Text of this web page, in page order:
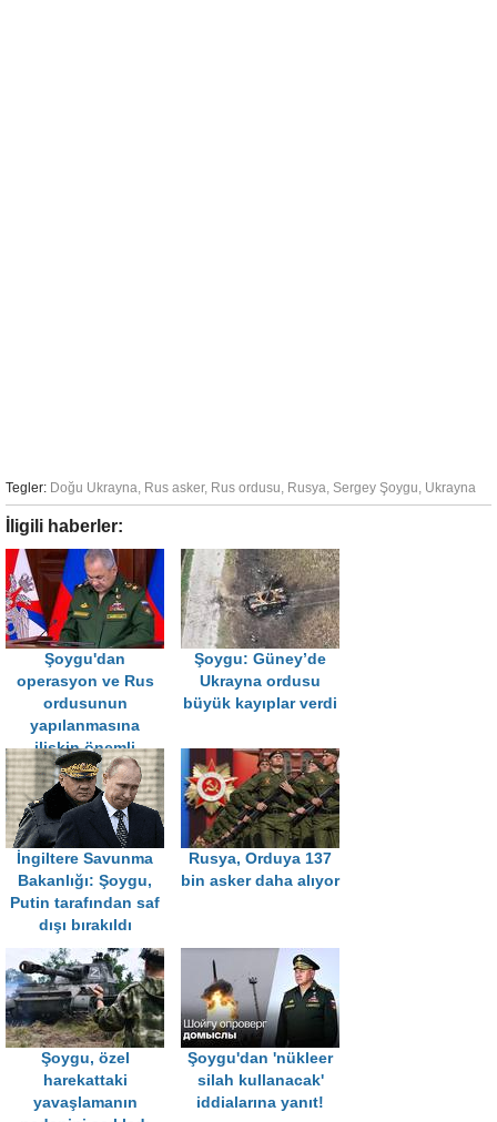
Tegler: Doğu Ukrayna Rus asker, Rus ordusu Rusya Sergey Şoygu Ukrayna
İligili haberler:
Şoygu'dan
operasyon ve Rus
ordusunun
yapılanmasına
ilişkin önemli
açıklamalar
Şoygu: Güney’de
Ukrayna ordusu
büyük kayıplar verdi
İngiltere Savunma
Bakanlığı: Şoygu,
Putin tarafından saf
dışı bırakıldı
Rusya, Orduya 137
bin asker daha alıyor
Şoygu, özel
harekattaki
yavaşlamanın
Şoygu'dan 'nükleer
silah kullanacak'
iddialarına yanıt!